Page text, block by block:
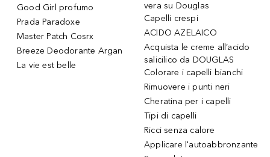
Good Girl profumo
Prada Paradoxe
Master Patch Cosrx
Breeze Deodorante Argan
La vie est belle
vera su Douglas
Capelli crespi
ACIDO AZELAICO
Acquista le creme all’acido
salicilico da DOUGLAS
Colorare i capelli bianchi
Rimuovere i punti neri
Cheratina per i capelli
Tipi di capelli
Ricci senza calore
Applicare l'autoabbronzante